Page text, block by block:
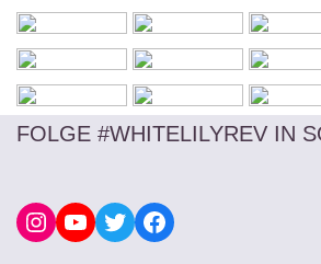
FOLGE #WHITELILYREV IN